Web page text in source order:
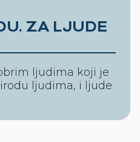
ZA LJUDE
ljudima koji je
ljudima, i ljude